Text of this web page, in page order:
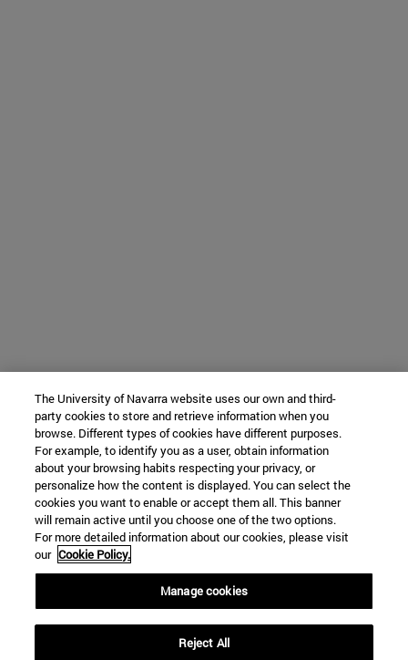
The University of Navarra website uses our own and third-
party cookies to store and retrieve information when you
browse. Different types of cookies have different purposes.
For example, to identify you as a user, obtain information
about your browsing habits respecting your privacy, or
personalize how the content is displayed. You can select the
cookies you want to enable or accept them all. This banner
will remain active until you choose one of the two options.
For more detailed information about our cookies, please visit
our Cookie Policy.
Manage cookies
Reject All